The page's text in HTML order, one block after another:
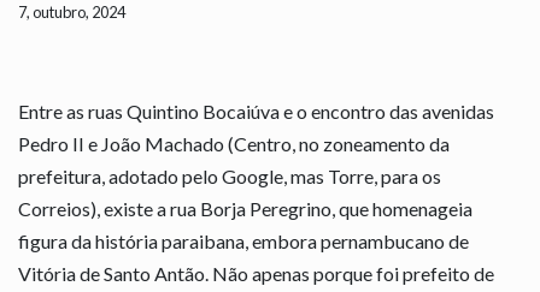
7, outubro, 2024
Entre as ruas Quintino Bocaiúva e o encontro das avenidas
Pedro II e João Machado (Centro, no zoneamento da
prefeitura, adotado pelo Google, mas Torre, para os
Correios), existe a rua Borja Peregrino, que homenageia
figura da história paraibana, embora pernambucano de
Vitória de Santo Antão. Não apenas porque foi prefeito de